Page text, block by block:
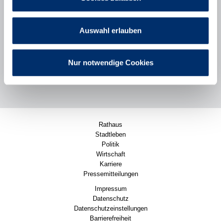
Auswahl erlauben
Nur notwendige Cookies
Liegenschaften
Stadt Puchheim
089/80098-0
Nachricht senden
Rathaus
Stadtleben
Politik
Wirtschaft
Karriere
Pressemitteilungen
Impressum
Datenschutz
Datenschutzeinstellungen
Barrierefreiheit